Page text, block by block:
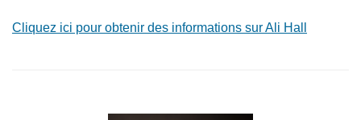
Cliquez ici pour obtenir des informations sur Ali Hall